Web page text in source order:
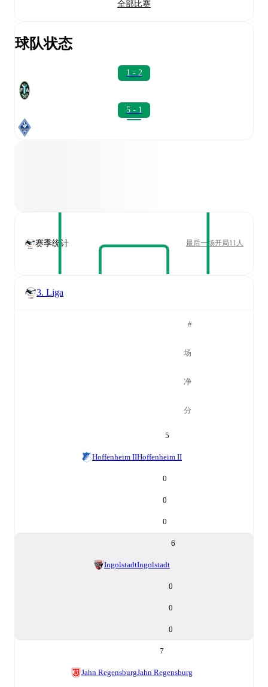
全部比赛
球队状态
1 - 2
5 - 1
赛季统计 最后一场开局11人
3. Liga
#
场
净
分
5
Hoffenheim IIHoffenheim II
0
0
0
6
IngolstadtIngolstadt
0
0
0
7
Jahn RegensburgJahn Regensburg